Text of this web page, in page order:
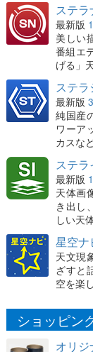
ステ
最新版
美しい
番組エ
げる」
ステ
最新版
純国産
ワーア
カスな
ステ
最新版
天体画
き出し
しい天
星空ナ
天文現
ざすと
空を楽
ショッピン
オリ